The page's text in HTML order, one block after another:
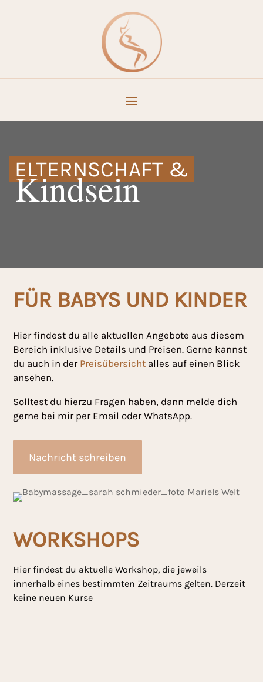
ELTERNSCHAFT &
Kindsein
FÜR BABYS UND KINDER
Hier findest du alle aktuellen Angebote aus diesem
Bereich inklusive Details und Preisen. Gerne kannst
du auch in der Preisübersicht alles auf einen Blick
ansehen.
Solltest du hierzu Fragen haben, dann melde dich
gerne bei mir per Email oder WhatsApp.
Nachricht schreiben
WORKSHOPS
Hier findest du aktuelle Workshop, die jeweils
innerhalb eines bestimmten Zeitraums gelten. Derzeit
keine neuen Kurse